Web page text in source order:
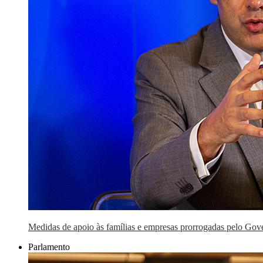
Medidas de apoio às famílias e empresas prorrogadas pelo
Parlamento